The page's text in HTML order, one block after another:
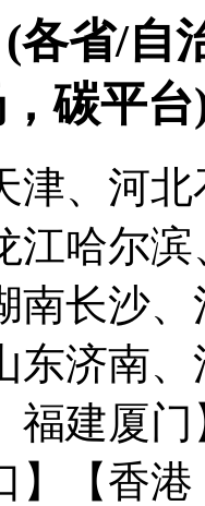
各省/自
碳平台
津、河
江哈尔
南长沙
东济南
福建厦门
【香